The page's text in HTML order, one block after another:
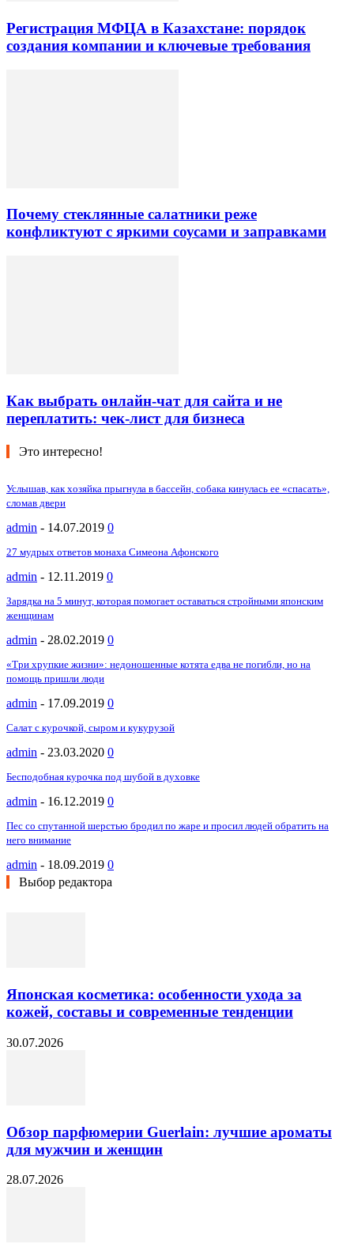
Регистрация МФЦА в Казахстане: порядок
создания компании и ключевые требования
Почему стеклянные салатники реже
конфликтуют с яркими соусами и заправками
Как выбрать онлайн-чат для сайта и не
переплатить: чек-лист для бизнеса
Это интересно!
Услышав, как хозяйка прыгнула в бассейн, собака кинулась ее «спасать»,
сломав двери
admin - 14.07.2019 0
27 мудрых ответов монаха Симеона Афонского
admin - 12.11.2019 0
Зарядка на 5 минут, которая помогает оставаться стройными японским
женщинам
admin - 28.02.2019 0
«Три хрупкие жизни»: недоношенные котята едва не погибли, но на
помощь пришли люди
admin - 17.09.2019 0
Салат с курочкой, сыром и кукурузой
admin - 23.03.2020 0
Бесподобная курочка под шубой в духовке
admin - 16.12.2019 0
Пес со спутанной шерстью бродил по жаре и просил людей обратить на
него внимание
admin - 18.09.2019 0
Выбор редактора
Японская косметика: особенности ухода за
кожей, составы и современные тенденции
30.07.2026
Обзор парфюмерии Guerlain: лучшие ароматы
для мужчин и женщин
28.07.2026